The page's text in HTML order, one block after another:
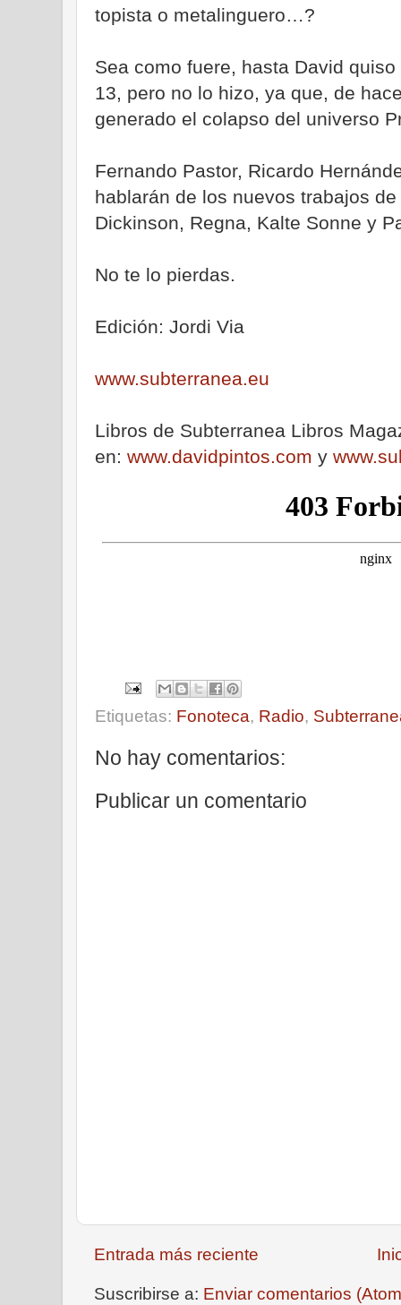
topista o metalinguero…?
Sea como fuere, hasta David
13, pero no lo hizo, ya que, de
generado el colapso del universo
Fernando Pastor, Ricardo
hablarán de los nuevos trabajos
Dickinson, Regna, Kalte Sonne y
No te lo pierdas.
Edición: Jordi Via
www.subterranea.eu
Libros de Subterranea Libros
en: www.davidpintos.com y
Etiquetas: Fonoteca, Radio,
No hay comentarios:
Publicar un comentario
Entrada más reciente
Suscribirse a: Enviar comentarios